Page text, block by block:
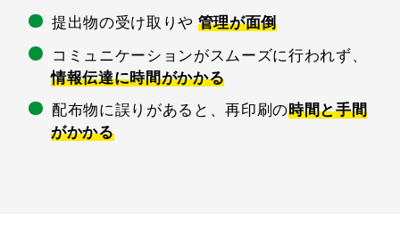
提出物の受け取りや 管理が面倒
コミュニケーションがスムーズに行われず、
情報伝達に時間がかかる
配布物に誤りがあると、再印刷の時間と手間
がかかる